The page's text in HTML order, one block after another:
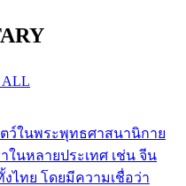
ALL
ว์ในพระพุทธศาสนานิกาย
นหลายประเทศ เช่น จีน
ไทย โดยมีความเชื่อว่า